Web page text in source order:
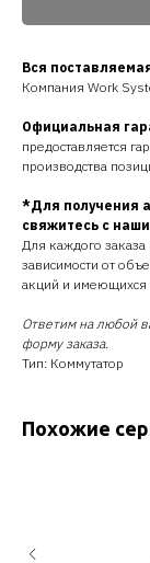
Вся
Компания Work
Официальная
предоставляется
производства
*Для получения
свяжитесь с
Для каждого
зависимости от
акций и имеющихся
Ответим на любой
форму заказа.
Тип: Коммутатор
Похожие